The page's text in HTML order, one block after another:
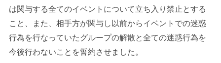
は関与する全てのイベントについて立ち入り禁止とする
こと、また、相手方が関与し以前からイベントでの迷惑
行為を行なっていたグループの解散と全ての迷惑行為を
今後行わないことを誓約させました。